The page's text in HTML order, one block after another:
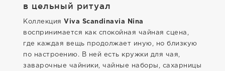
в цельный ритуал
Коллекция Viva Scandinavia Nina
воспринимается как спокойная чайная сцена,
где каждая вещь продолжает иную, но близкую
по настроению. В ней есть кружки для чая,
заварочные чайники, чайные наборы, сахарницы